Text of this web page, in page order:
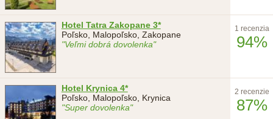
Hotel Tatra Zakopane 3*
Poľsko, Malopoľsko, Zakopane
"Veľmi dobrá dovolenka"
1 recenzia
94%
Hotel Krynica 4*
Poľsko, Malopoľsko, Krynica
"Super dovolenka"
2 recenzie
87%